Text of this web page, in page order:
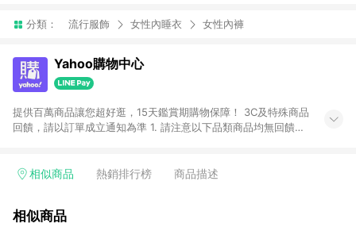
分類： 流行服飾 女性內睡衣 女性內褲
Yahoo購物中心
提供百萬商品讓您超好逛，15天鑑賞期購物保障！ 3C及特殊商品
回饋，請以訂單成立通知為準 1. 請注意以下品類商品均無回饋：
電玩/遊戲/相機/單眼/鏡頭/拍立得 [2024/6/1起適用] -內接硬
的購回饋活動享Yahoo超贈點回饋者 - 購物中心商店之商品：商
相似商品 熱銷排行榜 商品描述
相似商品